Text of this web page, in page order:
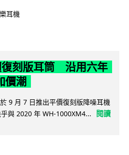
耳機
復刻版耳筒 沿用六年
價潮
9 月 7 日推出平價復刻版降噪耳機
與 2020 年 WH-1000XM4...
閱讀